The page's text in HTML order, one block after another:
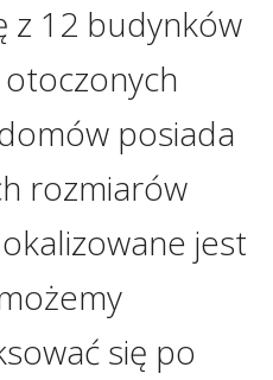
z 12 budynków
posiada
rozmiarów
jest
się po